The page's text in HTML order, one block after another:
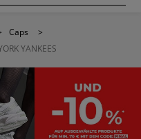
Caps
>
YANKEES